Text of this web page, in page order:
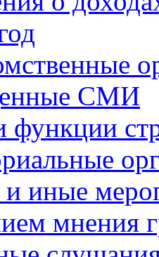
СМИ
функции
иные
мнения